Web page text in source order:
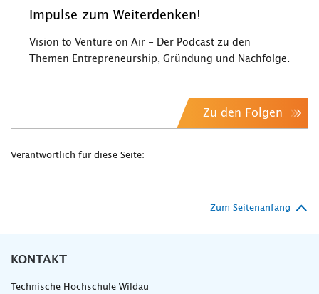
Impulse zum Weiterdenken!
Vision to Venture on Air - Der Podcast zu den
Themen Entrepreneurship, Gründung und Nachfolge.
Zu den Folgen
Verantwortlich für diese Seite:
Zum Seitenanfang
KONTAKT
Technische Hochschule Wildau